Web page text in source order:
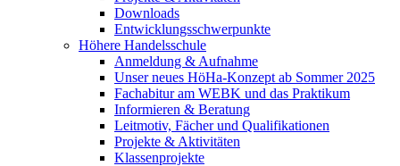
Downloads
Entwicklungsschwerpunkte
Höhere Handelsschule
Anmeldung & Aufnahme
Unser neues HöHa-Konzept ab Sommer 2025
Fachabitur am WEBK und das Praktikum
Informieren & Beratung
Leitmotiv, Fächer und Qualifikationen
Projekte & Aktivitäten
Klassenprojekte